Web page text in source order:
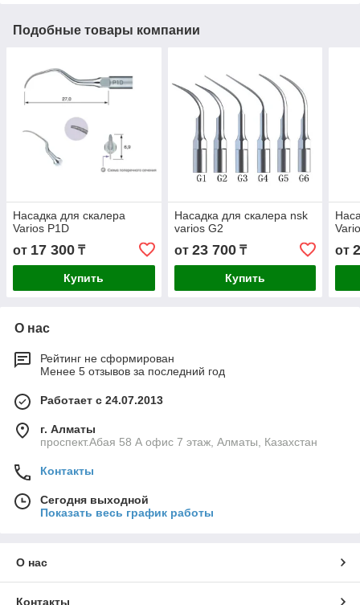
Подобные товары компании
Насадка для скалера
Varios P1D
от 17 300 ₸
Купить
Насадка для скалера nsk
varios G2
от 23 700₸
Купить
от
О нас
Рейтинг не сформирован
Менее 5 отзывов за последний год
Работает с 24.07.2013
г. Алматы
проспект.Абая 58 А офис 7 этаж, Алматы, Казахстан
Контакты
Сегодня выходной
Показать весь график работы
О нас
Контакты